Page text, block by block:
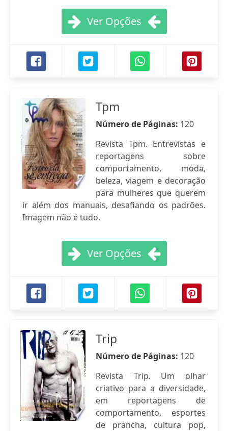
Ver Opções
Tpm
Número de Páginas: 120
Revista Tpm. Entrevistas e
reportagens sobre
comportamento, moda,
beleza, viagem e decoração
para mulheres que querem
ir além dos manuais, desafiando os padrões.
Imagem não é tudo.
Ver Opções
Trip
Número de Páginas: 120
Revista Trip. Um olhar
criativo para a diversidade,
em reportagens de
comportamento, esportes
de prancha, cultura pop,